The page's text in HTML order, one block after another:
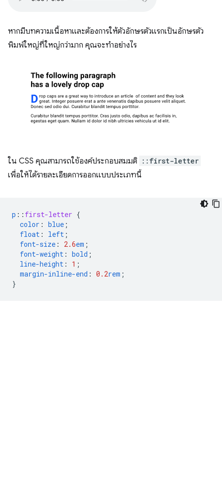
หากมีบทความเนื้อหาและต้องการให้ตัวอักษรตัวแรกเป็นอักษรตัว
พิมพ์ใหญ่ที่ใหญ่กว่ามาก คุณจะทำอย่างไร
ใน CSS คุณสามารถใช้องค์ประกอบสมมติ ::first-letter
เพื่อให้ได้รายละเอียดการออกแบบประเภทนี้
p :: first-letter {
color : blue ;
float : left ;
font-size : 2.6em ;
font-weight : bold ;
line-height : 1 ;
margin-inline-end : 0.2rem ;
}